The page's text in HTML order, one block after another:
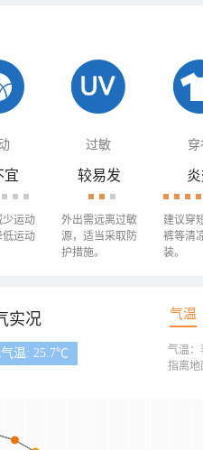
过敏 穿
宜
少运动
低运动
较易发
外出需远离过敏
源，适当采取防
护措施。
建议穿
裤等清
装。
实况 气温
温: 25.7℃
气温：
指离地